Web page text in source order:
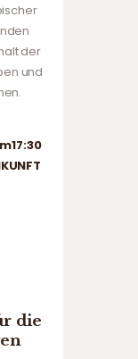
der
und
die